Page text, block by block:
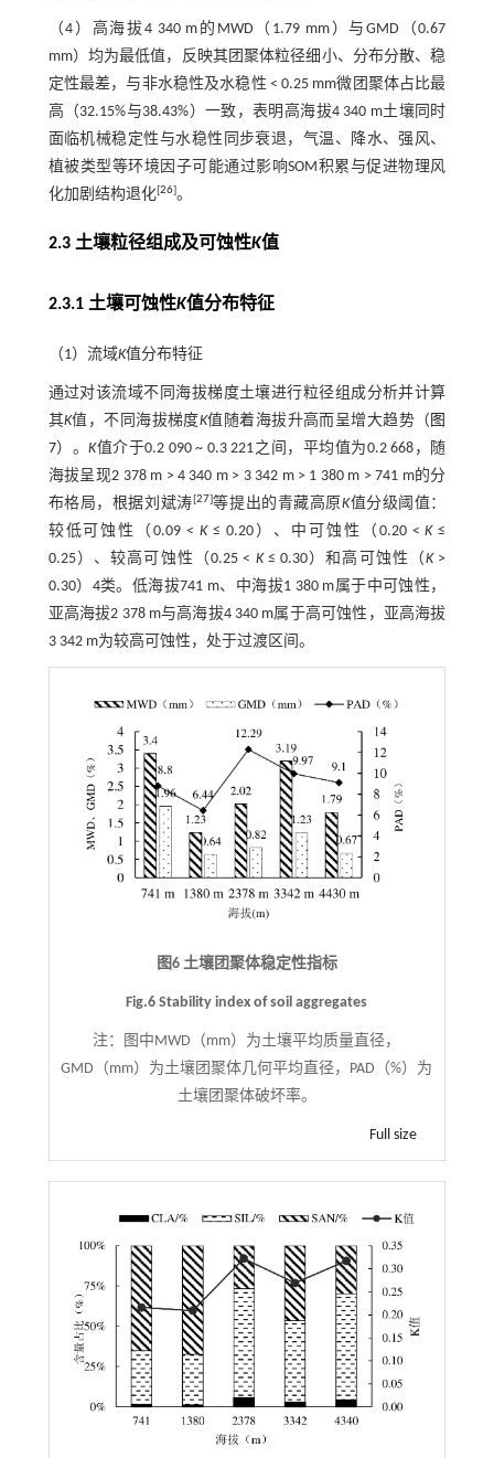
（4）高海拔4 340 m的MWD（1.79 mm）与GMD（0.67
mm）均为最低值，反映其团聚体粒径细小、分布分散、稳
定性最差，与非水稳性及水稳性 < 0.25 mm微团聚体占比最
高（32.15%与38.43%）一致，表明高海拔4 340 m土壤同时
面临机械稳定性与水稳性同步衰退，气温、降水、强风、
植被类型等环境因子可能通过影响SOM积累与促进物理风
化加剧结构退化[26]。
2.3 土壤粒径组成及可蚀性K值
2.3.1 土壤可蚀性K值分布特征
（1）流域K值分布特征
通过对该流域不同海拔梯度土壤进行粒径组成分析并计算
其K值，不同海拔梯度K值随着海拔升高而呈增大趋势（ 图
7）。K值介于0.2 090 ~ 0.3 221之间，平均值为0.2 668，随
海拔呈现2 378 m > 4 340 m > 3 342 m > 1 380 m > 741 m的分
布格局，根据刘斌涛[27]等提出的青藏高原K值分级阈值：
较低可蚀性（0.09 <K≤ 0.20）、中可蚀性（0.20 <K≤
0.25）、较高可蚀性（0.25 < K≤ 0.30）和高可蚀性（K>
0.30）4类。低海拔741 m、中海拔1 380 m属于中可蚀性，
亚高海拔2 378 m与高海拔4 340 m属于高可蚀性，亚高海拔
3 342 m为较高可蚀性，处于过渡区间。
图6 土壤团聚体稳定性指标
Fig.6 Stability index of soil aggregates
注：
图中MWD（mm）为土壤平均质量直径，
GMD（mm）为土壤团聚体几何平均直径，PAD（%）为
土壤团聚体破坏率。
Full size